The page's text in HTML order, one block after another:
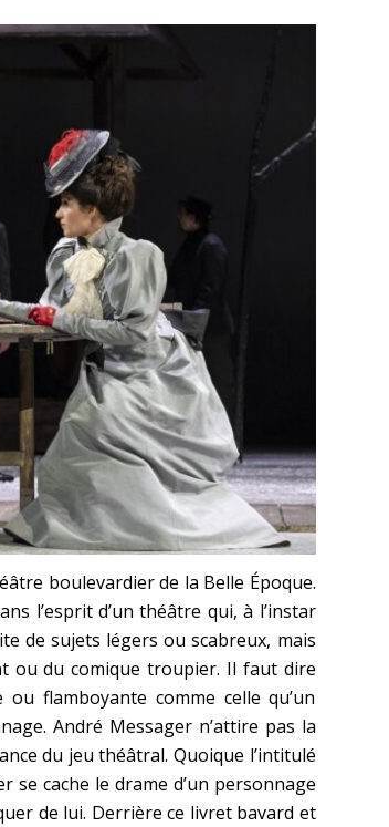
boulevardier de la Belle Époque.
l’esprit d’un théâtre qui, à l’instar
de sujets légers ou scabreux, mais
ou du comique troupier. Il faut dire
flamboyante comme celle qu’un
André Messager n’attire pas la
du jeu théâtral. Quoique l’intitulé
cache le drame d’un personnage
de lui. Derrière ce livret bavard et